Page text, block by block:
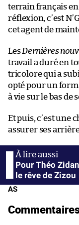
terrain français
réflexion, c’est
cet agent de
LesDernières
travail a duré en
tricolore qui a
opté pour un
à vie sur le bas de
Et puis, c’est une
assurer ses
Pour Théo
le rêve de Zizou
AS